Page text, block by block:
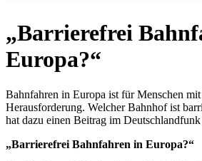
„Barrierefrei
Europa?“
Bahnfahren in Europa ist für Menschen
Herausforderung. Welcher Bahnhof ist
hat dazu einen Beitrag im
„Barrierefrei Bahnfahren in Europa?“